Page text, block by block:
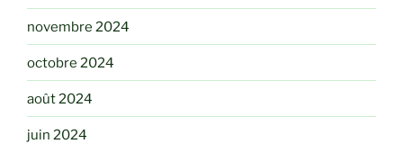
novembre 2024
octobre 2024
août 2024
juin 2024